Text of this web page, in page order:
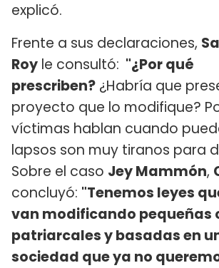
explicó.
Frente a sus declaraciones,
Roy le consultó: "¿Por qué
prescriben? ¿Habría que
proyecto que lo modifique?
víctimas hablan cuando
lapsos son muy tiranos para
Sobre el caso Jey Mammón,
concluyó: "Tenemos leyes
van modificando pequeñas
patriarcales y basadas en
sociedad que ya no